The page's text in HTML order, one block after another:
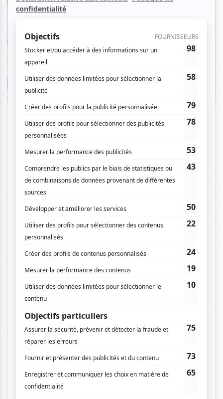
Crédit photo : Richmond Lam
Lauzon et mis en scène par Inés Adán Mozo et Margarita
Herrera Domínguez aborde avec un humour vif la
masculinité contemporaine et le lien paternel.
une comédie dramatique dans laquelle trois frères
entretenant de mauvaises relations partent assister au
dernier spectacle de leur père qu’ils n’ont pas vu depuis 20
ans, un célèbre funambule leur ayant annoncé prendre sa
retraite.
Rivalités et rancœurs de cette fratrie ressortent lors de ce
voyage, tout comme l’absence d’une figure paternelle, la
quête infinie de reconnaissance et la possible
réconciliation.
Théâtre du Nouveau Monde
La femme qui fuit| Du 10 septembre au 6